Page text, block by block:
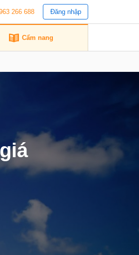
266 688 Đăng nhập
Cẩm nang